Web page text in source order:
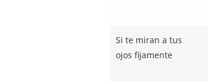
Si te miran a tus
ojos fijamente